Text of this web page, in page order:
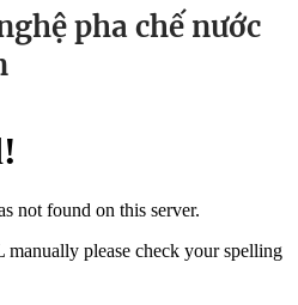
pha chế nước